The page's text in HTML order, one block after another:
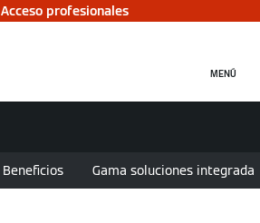
Acceso profesionales
MENÚ
Beneficios Gama soluciones integrada